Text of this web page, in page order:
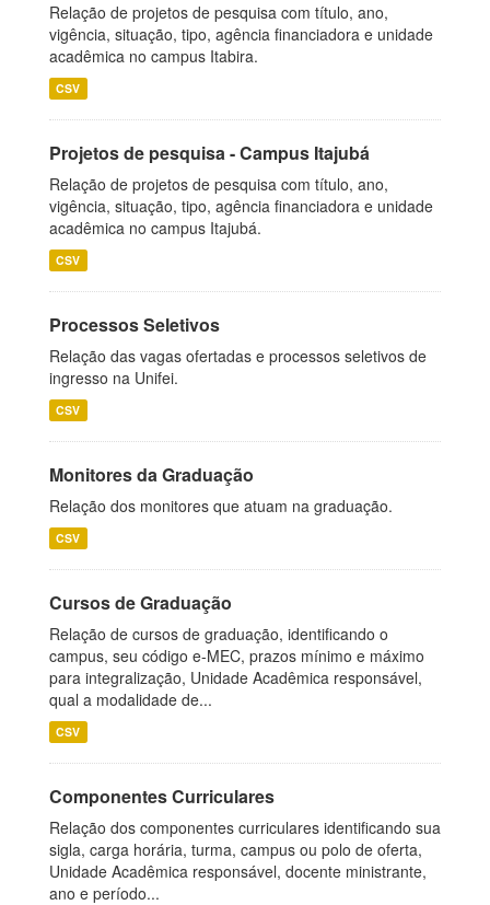
Relação de projetos de pesquisa com título, ano,
vigência, situação, tipo, agência financiadora e unidade
acadêmica no campus Itabira.
CSV
Projetos de pesquisa - Campus Itajubá
Relação de projetos de pesquisa com título, ano,
vigência, situação, tipo, agência financiadora e unidade
acadêmica no campus Itajubá.
CSV
Processos Seletivos
Relação das vagas ofertadas e processos seletivos de
ingresso na Unifei.
CSV
Monitores da Graduação
Relação dos monitores que atuam na graduação.
CSV
Cursos de Graduação
Relação de cursos de graduação, identificando o
campus, seu código e-MEC, prazos mínimo e máximo
para integralização, Unidade Acadêmica responsável,
qual a modalidade de...
CSV
Componentes Curriculares
Relação dos componentes curriculares identificando sua
sigla, carga horária, turma, campus ou polo de oferta,
Unidade Acadêmica responsável, docente ministrante,
ano e período...